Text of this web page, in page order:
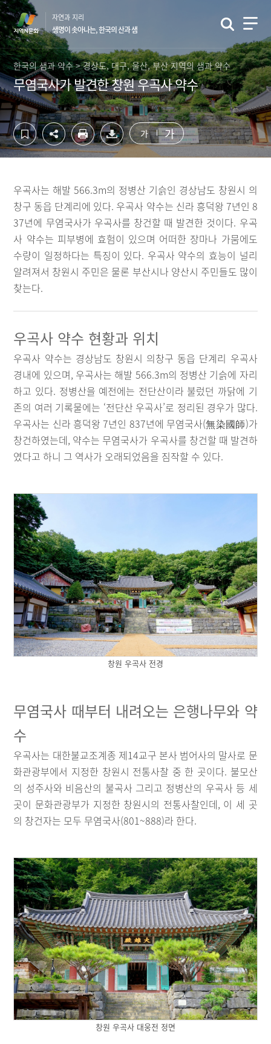
컨
텐
츠
영
역
바
로
가
기
하
단
영
역
바
로
가
기
자연과 지리
생명이 솟아나는, 한국의 산과 샘
한국의 샘과 약수 > 경상도, 대구, 울산, 부산 지역의 샘과 약수
무염국사가 발견한 창원 우곡사 약수
가 가
우곡사는 해발 566.3m의 정병산 기슭인 경상남도 창원시 의
창구 동읍 단계리에 있다. 우곡사 약수는 신라 흥덕왕 7년인 8
37년에 무염국사가 우곡사를 창건할 때 발견한 것이다. 우곡
사 약수는 피부병에 효험이 있으며 어떠한 장마나 가뭄에도
수량이 일정하다는 특징이 있다. 우곡사 약수의 효능이 널리
알려져서 창원시 주민은 물론 부산시나 양산시 주민들도 많이
찾는다.
우곡사 약수 현황과 위치
우곡사 약수는 경상남도 창원시 의창구 동읍 단계리 우곡사
경내에 있으며, 우곡사는 해발 566.3m의 정병산 기슭에 자리
하고 있다. 정병산을 예전에는 전단산이라 불렀던 까닭에 기
존의 여러 기록물에는 ‘전단산 우곡사’로 정리된 경우가 많다.
우곡사는 신라 흥덕왕 7년인 837년에 무염국사(無染國師)가
창건하였는데, 약수는 무염국사가 우곡사를 창건할 때 발견하
였다고 하니 그 역사가 오래되었음을 짐작할 수 있다.
창원 우곡사 전경
무염국사 때부터 내려오는 은행나무와 약
수
우곡사는 대한불교조계종 제14교구 본사 범어사의 말사로 문
화관광부에서 지정한 창원시 전통사찰 중 한 곳이다. 불모산
의 성주사와 비음산의 불곡사 그리고 정병산의 우곡사 등 세
곳이 문화관광부가 지정한 창원시의 전통사찰인데, 이 세 곳
의 창건자는 모두 무염국사(801~888)라 한다.
창원 우곡사 대웅전 정면